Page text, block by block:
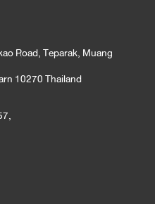
Road, Teparak, Muang
10270 Thailand
,